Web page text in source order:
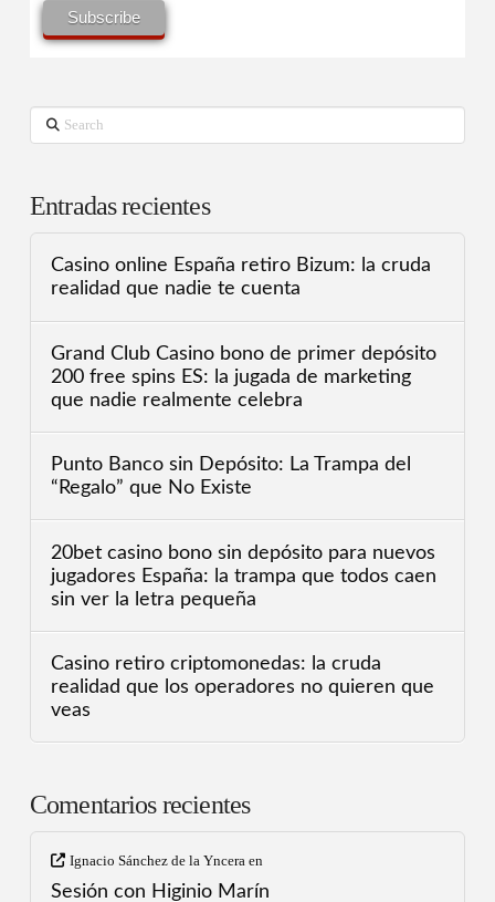
Search
Entradas recientes
Casino online España retiro Bizum: la cruda
realidad que nadie te cuenta
Grand Club Casino bono de primer depósito
200 free spins ES: la jugada de marketing
que nadie realmente celebra
Punto Banco sin Depósito: La Trampa del
“Regalo” que No Existe
20bet casino bono sin depósito para nuevos
jugadores España: la trampa que todos caen
sin ver la letra pequeña
Casino retiro criptomonedas: la cruda
realidad que los operadores no quieren que
veas
Comentarios recientes
Ignacio Sánchez de la Ynceraen
Sesión con Higinio Marín